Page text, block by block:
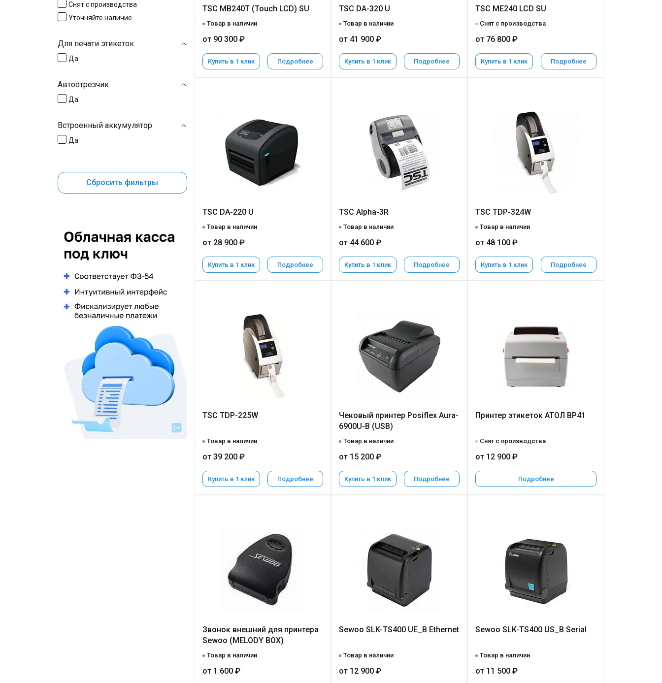
Снят с производства
Уточняйте наличие
Для печати этикеток
Да
Автоотрезчик
Да
Встроенный аккумулятор
Да
Сбросить фильтры
TSC MB240T (Touch LCD) SU
Товар в наличии
от 90 300 ₽
Купить в 1 клик Подробнее
TSC DA-320 U
Товар в наличии
от 41 900 ₽
Купить в 1 клик Подробнее
TSC ME240 LCD SU
Снят с производства
от 76 800 ₽
Купить в 1 клик Подробнее
TSC DA-220 U
Товар в наличии
от 28 900 ₽
Купить в 1 клик Подробнее
TSC Alpha-3R
Товар в наличии
от 44 600 ₽
Купить в 1 клик Подробнее
TSC TDP-324W
Товар в наличии
от 48 100 ₽
Купить в 1 клик Подробнее
TSC TDP-225W
Товар в наличии
от 39 200 ₽
Купить в 1 клик Подробнее
Чековый принтер Posiflex Aura-
6900U-B (USB)
Товар в наличии
от 15 200 ₽
Купить в 1 клик Подробнее
Принтер этикеток АТОЛ BP41
Снят с производства
от 12 900 ₽
Подробнее
Звонок внешний для принтера
Sewoo (MELODY BOX)
Товар в наличии
от 1 600 ₽
Sewoo SLK-TS400 UE_B Ethernet
Товар в наличии
от 12 900 ₽
Sewoo SLK-TS400 US_B Serial
Товар в наличии
от 11 500 ₽